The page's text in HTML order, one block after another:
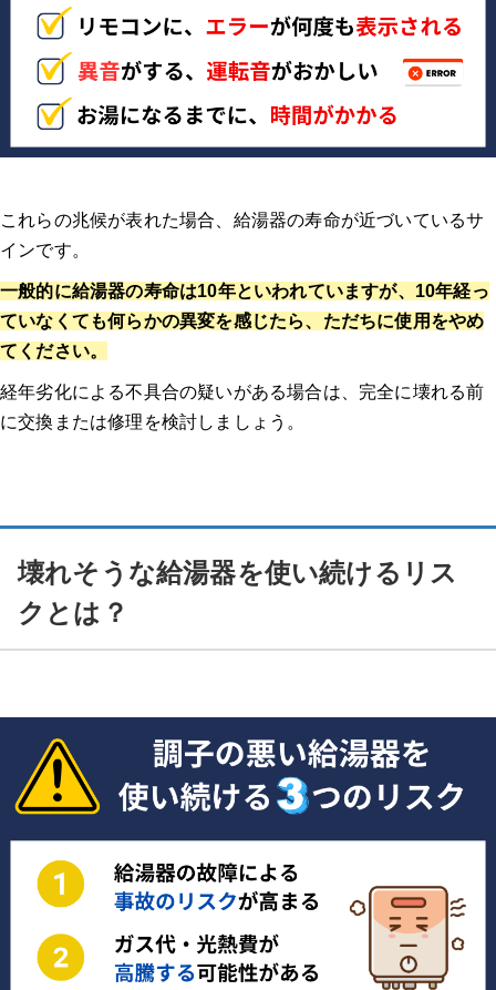
これらの兆候が表れた場合、給湯器の寿命が近づいているサ
インです。
一般的に給湯器の寿命は10年といわれていますが、10年経っ
ていなくても何らかの異変を感じたら、ただちに使用をやめ
てください。
経年劣化による不具合の疑いがある場合は、完全に壊れる前
に交換または修理を検討しましょう。
壊れそうな給湯器を使い続けるリス
クとは？